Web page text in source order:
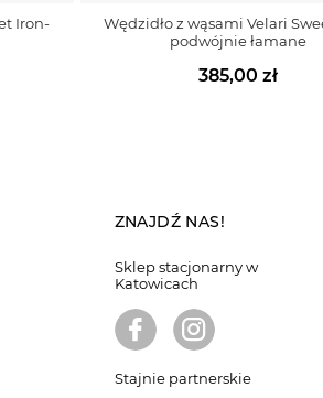
Iron-
Wędzidło z wąsami Velari
podwójnie łamane
385,00 zł
ZNAJDŹ NAS!
Sklep stacjonarny w
Katowicach
Stajnie partnerskie